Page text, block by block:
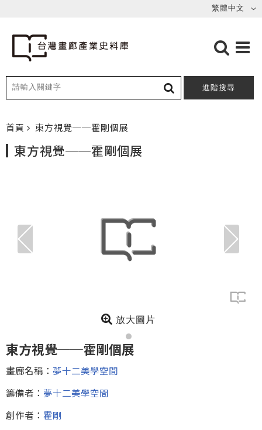
進階搜尋
首頁 東方視覺──霍剛個展
東方視覺──霍剛個展
放大圖片
東方視覺──霍剛個展
畫廊名稱： 夢十二美學空間
籌備者： 夢十二美學空間
創作者： 霍剛